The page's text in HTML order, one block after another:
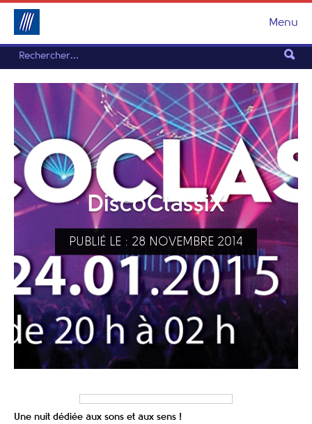
Menu
DiscoClassiX
PUBLIÉ LE : 28 NOVEMBRE 2014
Une nuit dédiée aux sons et aux sens !